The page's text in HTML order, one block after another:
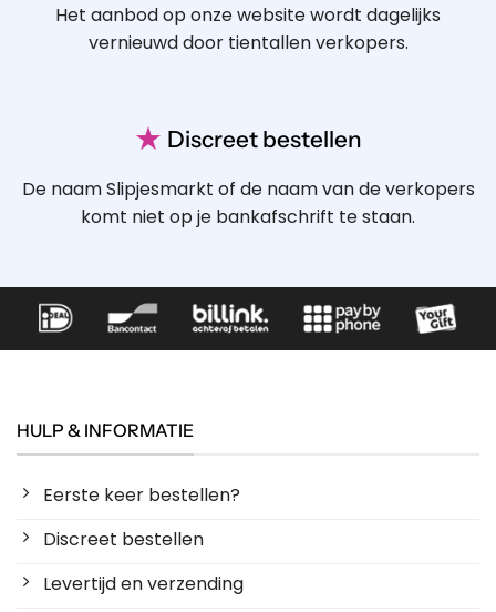
Het aanbod op onze website wordt dagelijks
vernieuwd door tientallen verkopers.
★ Discreet bestellen
De naam Slipjesmarkt of de naam van de verkopers
komt niet op je bankafschrift te staan.
HULP & INFORMATIE
Eerste keer bestellen?
Discreet bestellen
Levertijd en verzending